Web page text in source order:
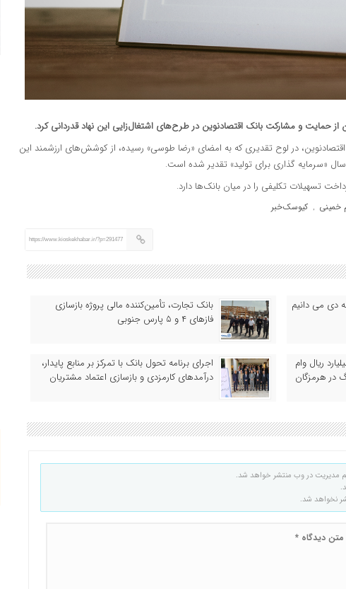
از حمایت و مشارکت بانک اقتصادنوین در طرح‌های اشتغال‌زایی این نهاد قدردانی کرد.
در لوح تقدیری که به امضای «رضا طوسی» رسیده، از کوشش‌های ارزشمند این
«سرمایه گذاری برای تولید» تقدیر شده است.
تسهیلات تکلیفی را در میان بانک‌ها دارد.
خمینی , کیوسک‌خبر
https://www.kioskekhabar.ir/?p=291477
دی می دانیم
بانک تجارت، تأمین‌کننده مالی پروژه بازسازی
فازهای ۴ و ۵ پارس جنوبی
در پرداخت بیش از ۲۲۰۰ میلیارد ریال وام
در هرمزگان
اجرای برنامه تحول بانک با تمرکز بر منابع پایدار،
درآمدهای کارمزدی و بازسازی اعتماد مشتریان
مدیریت در وب منتشر خواهد شد.
نخواهد شد.